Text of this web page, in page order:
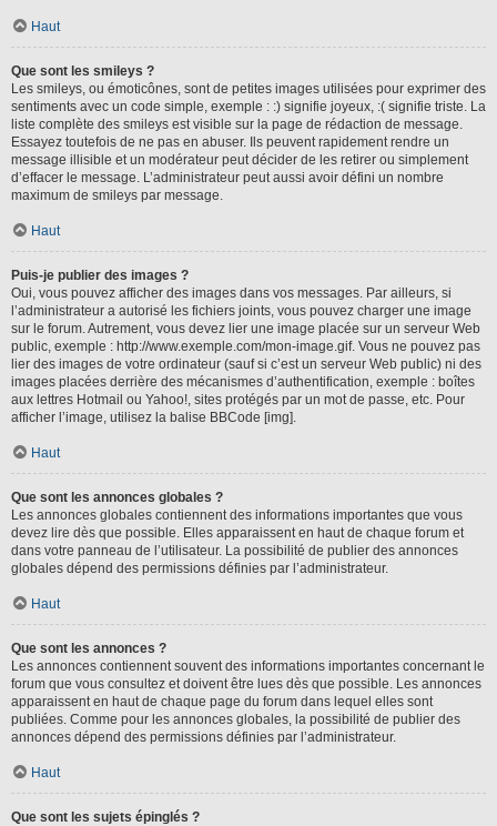
Haut
Que sont les smileys ?
Les smileys, ou émoticônes, sont de petites images utilisées pour exprimer des
sentiments avec un code simple, exemple : :) signifie joyeux, :( signifie triste. La
liste complète des smileys est visible sur la page de rédaction de message.
Essayez toutefois de ne pas en abuser. Ils peuvent rapidement rendre un
message illisible et un modérateur peut décider de les retirer ou simplement
d’effacer le message. L’administrateur peut aussi avoir défini un nombre
maximum de smileys par message.
Haut
Puis-je publier des images ?
Oui, vous pouvez afficher des images dans vos messages. Par ailleurs, si
l’administrateur a autorisé les fichiers joints, vous pouvez charger une image
sur le forum. Autrement, vous devez lier une image placée sur un serveur Web
public, exemple : http://www.exemple.com/mon-image.gif. Vous ne pouvez pas
lier des images de votre ordinateur (sauf si c’est un serveur Web public) ni des
images placées derrière des mécanismes d’authentification, exemple : boîtes
aux lettres Hotmail ou Yahoo!, sites protégés par un mot de passe, etc. Pour
afficher l’image, utilisez la balise BBCode [img].
Haut
Que sont les annonces globales ?
Les annonces globales contiennent des informations importantes que vous
devez lire dès que possible. Elles apparaissent en haut de chaque forum et
dans votre panneau de l’utilisateur. La possibilité de publier des annonces
globales dépend des permissions définies par l’administrateur.
Haut
Que sont les annonces ?
Les annonces contiennent souvent des informations importantes concernant le
forum que vous consultez et doivent être lues dès que possible. Les annonces
apparaissent en haut de chaque page du forum dans lequel elles sont
publiées. Comme pour les annonces globales, la possibilité de publier des
annonces dépend des permissions définies par l’administrateur.
Haut
Que sont les sujets épinglés ?